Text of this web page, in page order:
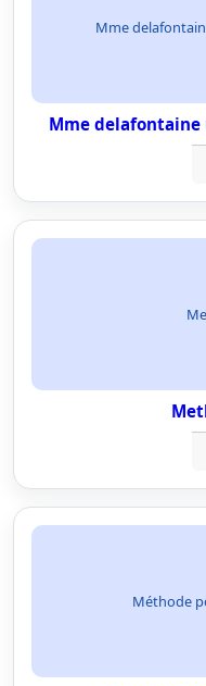
Mme
Mme
Méthode